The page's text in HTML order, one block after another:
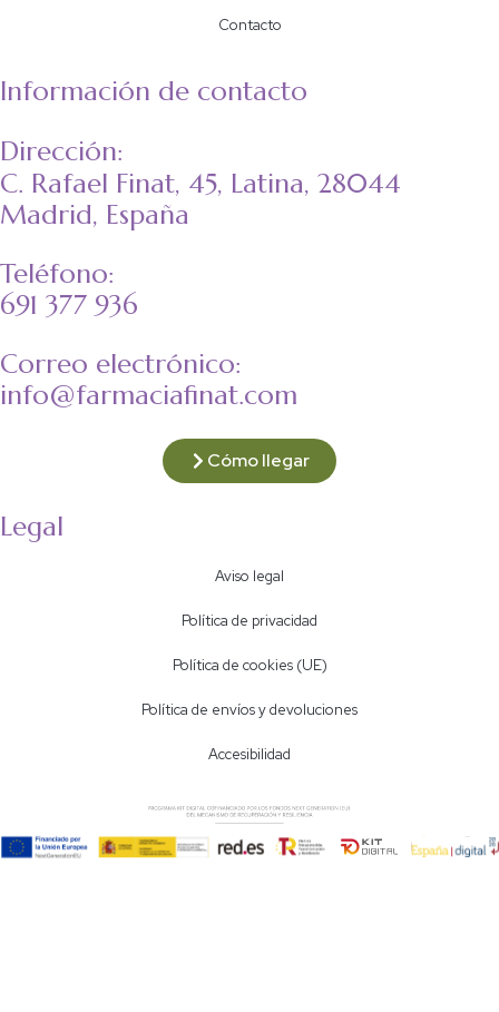
Contacto
Información de contacto
Dirección:
C. Rafael Finat, 45, Latina, 28044
Madrid, España
Teléfono:
691 377 936
Correo electrónico:
info@farmaciafinat.com
Cómo llegar
Legal
Aviso legal
Política de privacidad
Política de cookies (UE)
Política de envíos y devoluciones
Accesibilidad